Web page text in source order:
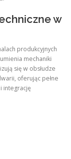
w
produkcyjnych
mechaniki
się w obsłudze
oferując pełne
integrację